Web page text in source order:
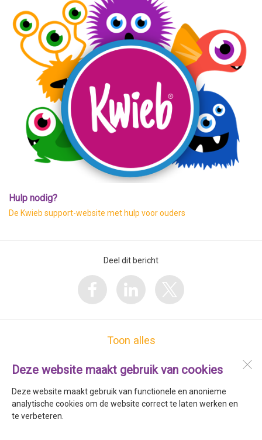
Deze website maakt gebruik van cookies
Deze website maakt gebruik van functionele en anonieme
analytische cookies om de website correct te laten werken en
te verbeteren.
Hulp nodig?
De Kwieb support-website met hulp voor ouders
Deel dit bericht
Toon alles
Bollenstraat 66
1773 AK Kreileroord